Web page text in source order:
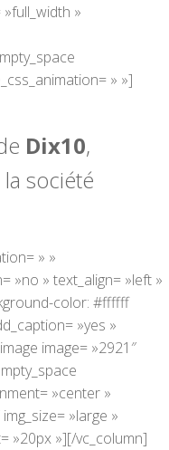
»
» »]
Dix10,
société
» »
»no » text_align= »left »
color: #ffffff
»yes »
image= »2921″
»center »
»large »
»20px »][/vc_column]